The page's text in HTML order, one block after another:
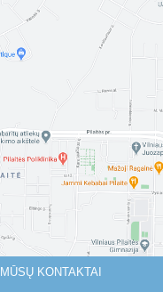
MŪSŲ KONTAKTAI